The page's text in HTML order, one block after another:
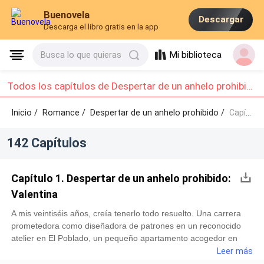
Buenovela
Descarga el libro gratis en la app
Descargar
Busca lo que quieras Mi biblioteca
Todos los capítulos de Despertar de un anhelo prohibido: Capítulo 1 - Capítulo 10
Inicio / Romance/Despertar de un anhelo prohibido / Capítulo 1 - Capítulo 10
142 Capítulos
Capítulo 1. Despertar de un anhelo prohibido:
Valentina
A mis veintiséis años, creía tenerlo todo resuelto. Una carrera
prometedora como diseñadora de patrones en un reconocido
atelier en El Poblado, un pequeño apartamento acogedor en
Laureles con vistas parciales a las imponentes montañas de
Leer más